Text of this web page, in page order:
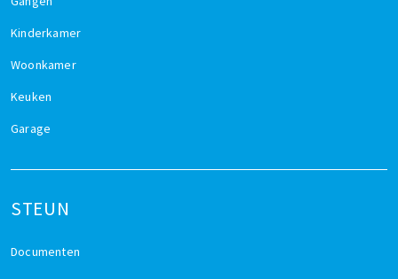
Kinderkamer
Woonkamer
Keuken
Garage
STEUN
Documenten